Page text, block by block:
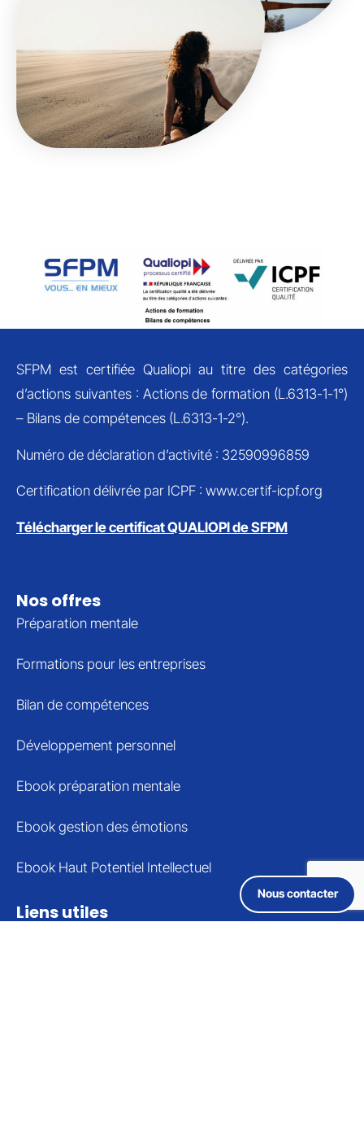
SFPM est certifiée Qualiopi au titre des catégories
d’actions suivantes : Actions de formation (L.6313-1-1°)
– Bilans de compétences (L.6313-1-2°).
Numéro de déclaration d’activité : 32590996859
Certification délivrée par ICPF : www.certif-icpf.org
Télécharger le certificat QUALIOPI de SFPM
Nos offres
Préparation mentale
Formations pour les entreprises
Bilan de compétences
Développement personnel
Ebook préparation mentale
Ebook gestion des émotions
Ebook Haut Potentiel Intellectuel
Liens utiles
Nous contacter